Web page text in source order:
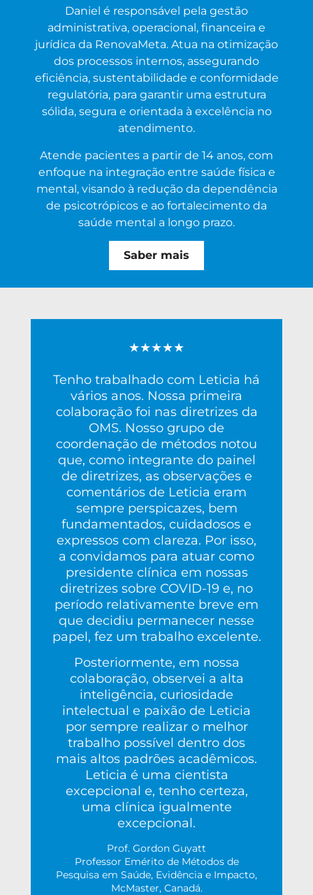
Daniel é responsável pela gestão
administrativa, operacional, financeira e
jurídica da RenovaMeta. Atua na otimização
dos processos internos, assegurando
eficiência, sustentabilidade e conformidade
regulatória, para garantir uma estrutura
sólida, segura e orientada à excelência no
atendimento.
Atende pacientes a partir de 14 anos, com
enfoque na integração entre saúde física e
mental, visando à redução da dependência
de psicotrópicos e ao fortalecimento da
saúde mental a longo prazo.​
Saber mais
★★★★★
Tenho trabalhado com Leticia há
vários anos. Nossa primeira
colaboração foi nas diretrizes da
OMS. Nosso grupo de
coordenação de métodos notou
que, como integrante do painel
de diretrizes, as observações e
comentários de Leticia eram
sempre perspicazes, bem
fundamentados, cuidadosos e
expressos com clareza. Por isso,
a convidamos para atuar como
presidente clínica em nossas
diretrizes sobre COVID-19 e, no
período relativamente breve em
que decidiu permanecer nesse
papel, fez um trabalho excelente.
Posteriormente, em nossa
colaboração, observei a alta
inteligência, curiosidade
intelectual e paixão de Leticia
por sempre realizar o melhor
trabalho possível dentro dos
mais altos padrões acadêmicos.
Leticia é uma cientista
excepcional e, tenho certeza,
uma clínica igualmente
excepcional.
Prof. Gordon Guyatt
Professor Emérito de Métodos de
Pesquisa em Saúde, Evidência e Impacto,
McMaster, Canadá.